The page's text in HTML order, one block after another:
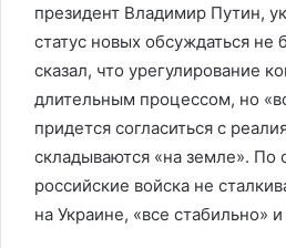
президент Владимир Путин,
статус новых обсуждаться не
сказал, что урегулирование
длительным процессом, но
придется согласиться с
складываются «на земле». По
российские войска не
на Украине, «все стабильно»